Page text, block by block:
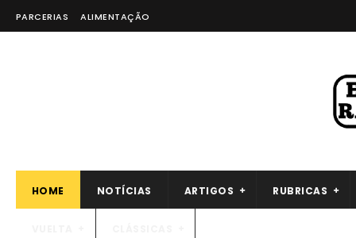
PARCERIAS ALIMENTAÇÃO
HOME NOTÍCIAS ARTIGOS RUBRICAS